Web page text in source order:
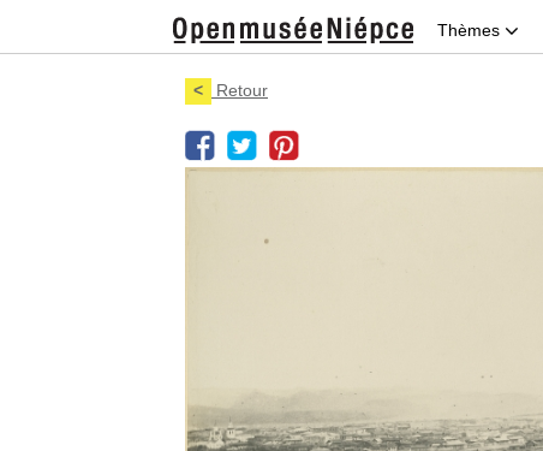
Thèmes
< Retour